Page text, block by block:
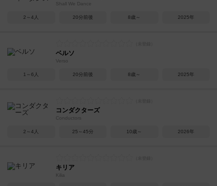
Shall We Dance
2～4人 20分前後 8歳～ 2025年
ベルソ
Verso
1～6人 20分前後 8歳～ 2025年
コンダクターズ
Conductors
2～4人 25～45分 10歳～ 2026年
キリア
Kilia